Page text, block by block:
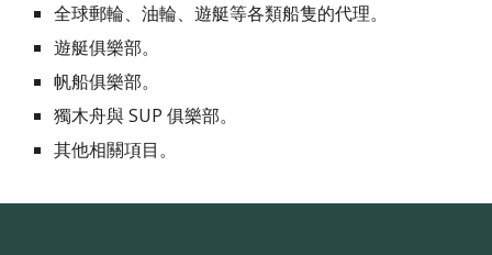
全球郵輪、油輪、遊艇等各類船隻的代理。
遊艇俱樂部。
帆船俱樂部。
獨木舟與 SUP 俱樂部。
其他相關項目。